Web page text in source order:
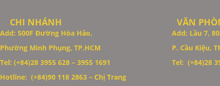
CHI NHÁNH VĂN
Add: 500F Đường Hòa Hảo,
Phường Minh Phụng, TP.HCM
Add: Lầu 7,
P. Cầu Kiệu,
Tel: (+84)28 3955 628 – 3955 1691
Tel: (+84)28
Hotline: (+84)90 118 2863 – Chị Trang